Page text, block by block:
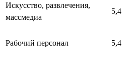
Искусство, развлечения,
массмедиа
5,4
Рабочий персонал 5,4